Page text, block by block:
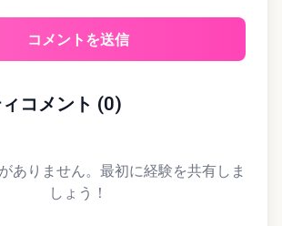
コメントを送信
コメント (0)
ありません。最初に経験を共有しま
しょう！